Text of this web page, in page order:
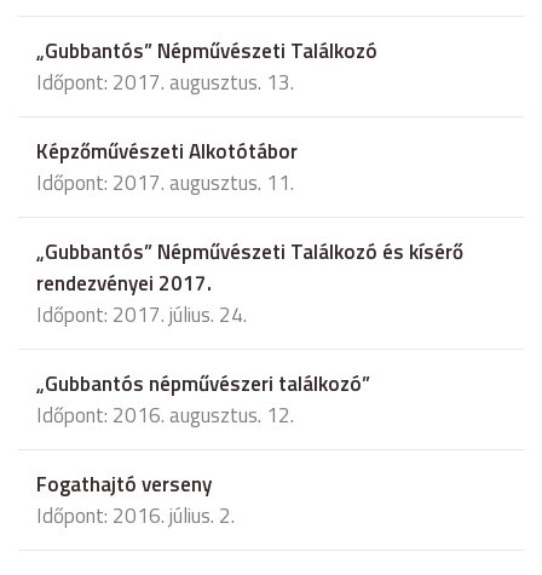
„Gubbantós” Népművészeti Találkozó
Időpont: 2017. augusztus. 13.
Képzőművészeti Alkotótábor
Időpont: 2017. augusztus. 11.
„Gubbantós” Népművészeti Találkozó és kísérő
rendezvényei 2017.
Időpont: 2017. július. 24.
„Gubbantós népművészeri találkozó”
Időpont: 2016. augusztus. 12.
Fogathajtó verseny
Időpont: 2016. július. 2.